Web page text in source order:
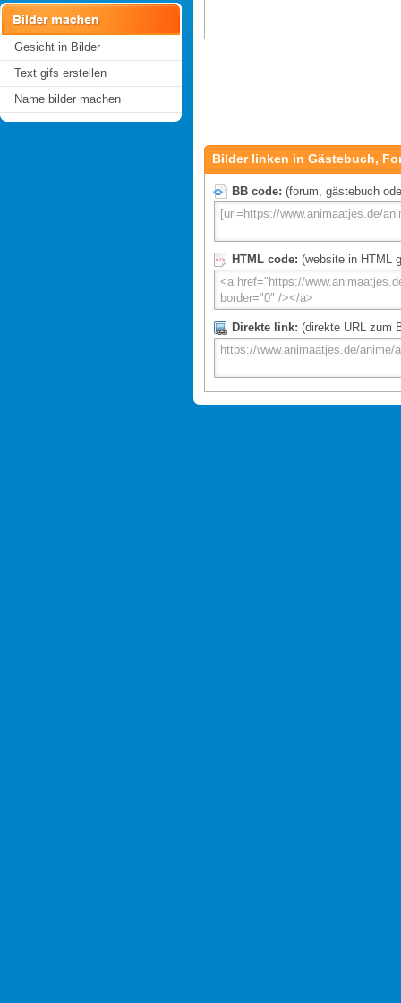
Gesicht in Bilder
Text gifs erstellen
Name bilder machen
Bilder linken in Gästebuch,
BB code: (forum, gästebuch
HTML code: (website in HTML
Direkte link: (direkte URL zum